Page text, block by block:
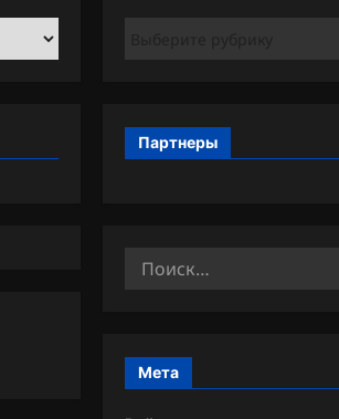
Партнеры
Найти:
Мета